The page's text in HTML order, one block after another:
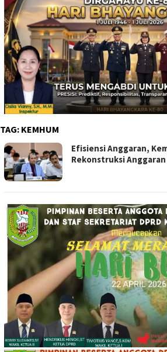
TAG: KEMHUM
Efisiensi Anggaran,
Rekonstruksi